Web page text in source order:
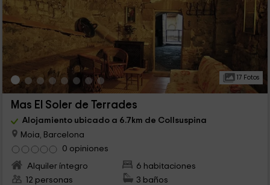
17 Fotos
Mas El Soler de Terrades
Alojamiento ubicado a 6.7km de Collsuspina
Moia, Barcelona
0 opiniones
Alquiler íntegro
6 habitaciones
12 personas
3 baños